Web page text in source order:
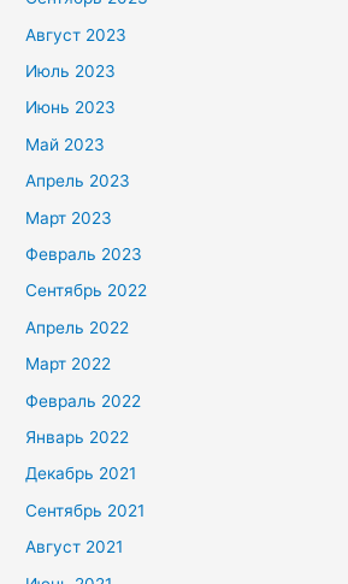
Август 2023
Июль 2023
Июнь 2023
Май 2023
Апрель 2023
Март 2023
Февраль 2023
Сентябрь 2022
Апрель 2022
Март 2022
Февраль 2022
Январь 2022
Декабрь 2021
Сентябрь 2021
Август 2021